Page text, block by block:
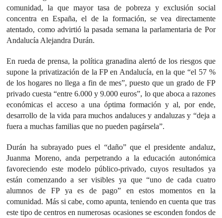
comunidad, la que mayor tasa de pobreza y exclusión social
concentra en España, el de la formación, se vea directamente
atentado, como advirtió la pasada semana la parlamentaria de Por
Andalucía Alejandra Durán.
En rueda de prensa, la política granadina alertó de los riesgos que
supone la privatización de la FP en Andalucía, en la que “el 57 %
de los hogares no llega a fin de mes”, puesto que un grado de FP
privado cuesta “entre 6.000 y 9.000 euros”, lo que aboca a razones
económicas el acceso a una óptima formación y al, por ende,
desarrollo de la vida para muchos andaluces y andaluzas y “deja a
fuera a muchas familias que no pueden pagársela”.
Durán ha subrayado pues el “daño” que el presidente andaluz,
Juanma Moreno, anda perpetrando a la educación autonómica
favoreciendo este modelo público-privado, cuyos resultados ya
están comenzando a ser visibles ya que “uno de cada cuatro
alumnos de FP ya es de pago” en estos momentos en la
comunidad. Más si cabe, como apunta, teniendo en cuenta que tras
este tipo de centros en numerosas ocasiones se esconden fondos de